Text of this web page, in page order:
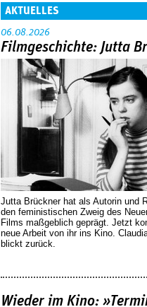
AKTUELLES
06.08.2026
Filmgeschichte: Jutta
Jutta Brückner hat als Autorin und
den feministischen Zweig des
Films maßgeblich geprägt. Jetzt
neue Arbeit von ihr ins Kino.
blickt zurück.
Wieder im Kino: